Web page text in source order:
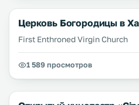
Церковь Богородицы в
First Enthroned Virgin Church
1 589 просмотров